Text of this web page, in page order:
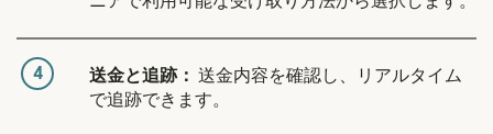
4 送金と追跡： 送金内容を確認し、リアルタイム
で追跡できます。